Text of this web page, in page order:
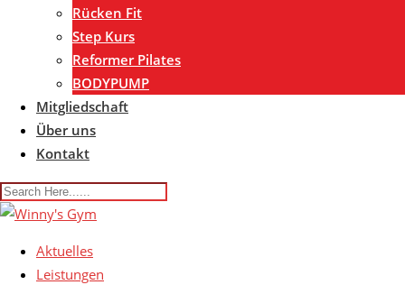
Rücken Fit
Step Kurs
Reformer Pilates
BODYPUMP
Mitgliedschaft
Über uns
Kontakt
Aktuelles
Leistungen